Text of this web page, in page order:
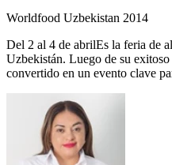
Worldfood Uzbekistan 2014
Del 2 al 4 de abrilEs la feria de
Uzbekistán. Luego de su
convertido en un evento clave